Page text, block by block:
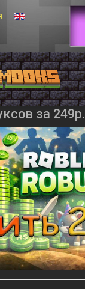
Выберите язык
за 249р.